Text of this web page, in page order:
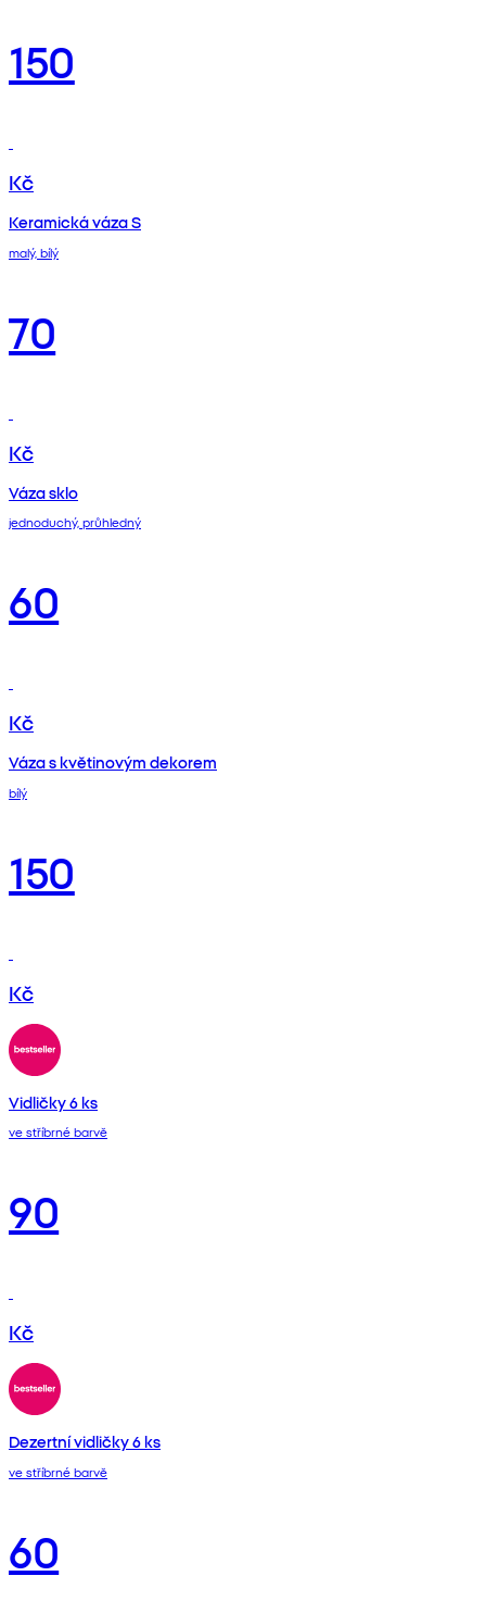
150
Kč
Keramická váza S
malý, bílý
70
Kč
Váza sklo
jednoduchý, průhledný
60
Kč
Váza s květinovým dekorem
bílý
150
Kč
Vidličky 6 ks
ve stříbrné barvě
90
Kč
Dezertní vidličky 6 ks
ve stříbrné barvě
60